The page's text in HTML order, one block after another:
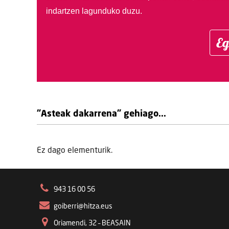
indartzen lagunduko duzu.
"Asteak dakarrena" gehiago...
Ez dago elementurik.
943 16 00 56
goiberri@hitza.eus
Oriamendi, 32 – BEASAIN